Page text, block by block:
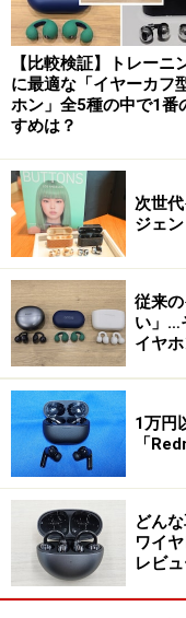
GLIDiC「Sound Air
GLIDiCの「Sound
ヤホンを手がける
コンパクトなケース
ザインに思えます
く、中域が伸びや
・最大約21時間の
カラーバリエーショ
（右）の2色
Bluetoothの標準コ
より高音質なAAC
るスマートフォン
ことができます。
【比較検証】トレーニ
に最適な「イヤーカフ
ホン」全5種の中で1番
すめは？
次世
ジェ
従来
い」…
イヤ
1万円
「
どん
ワイ
レビ